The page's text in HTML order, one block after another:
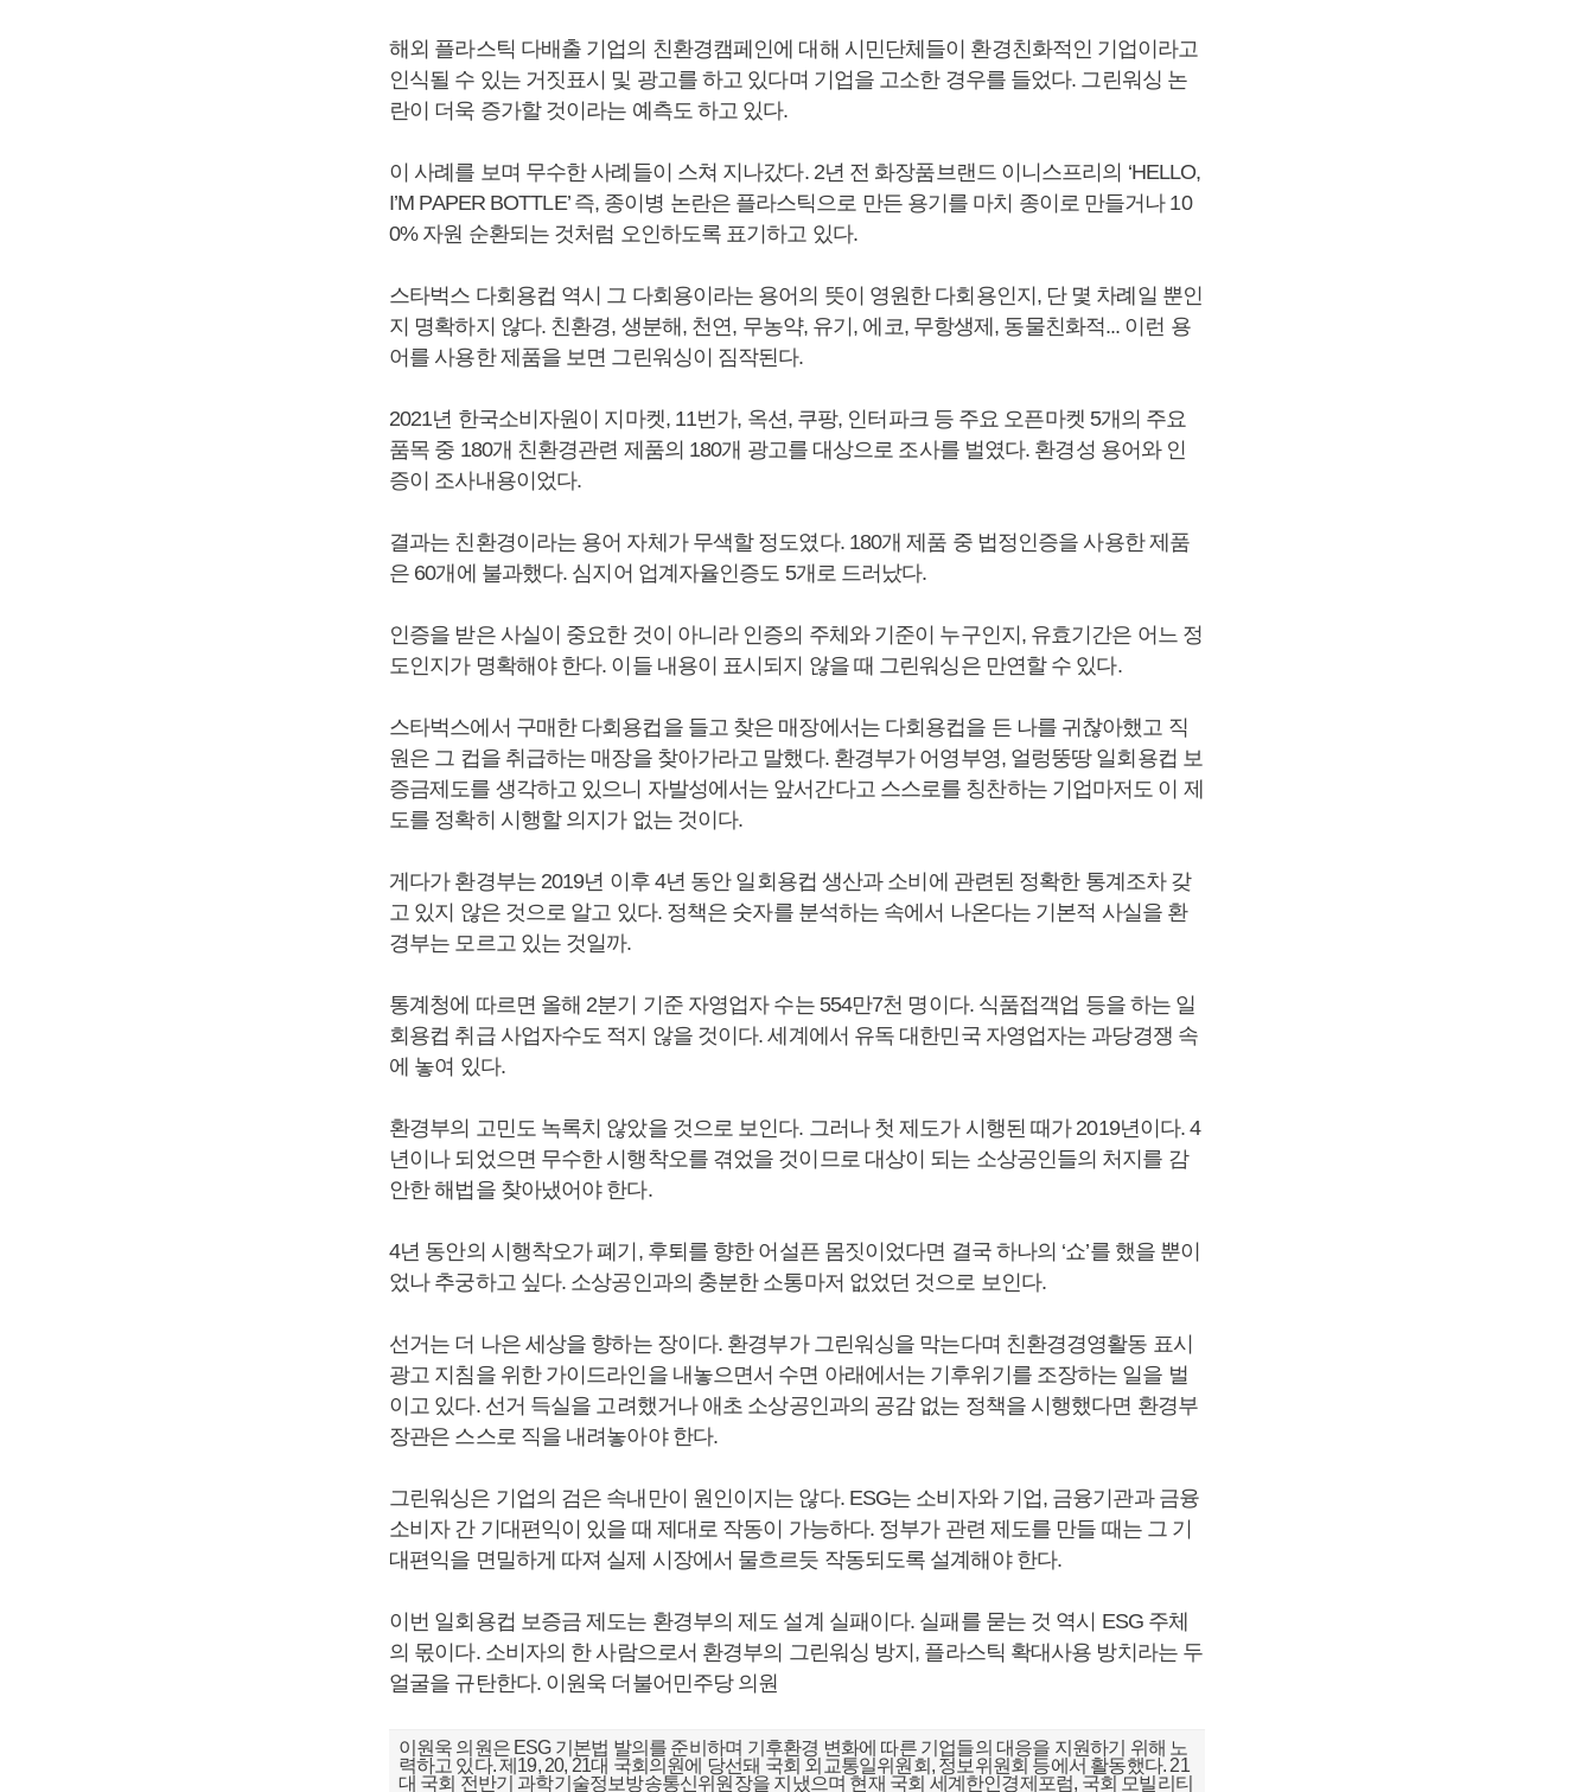
해외 플라스틱 다배출 기업의 친환경캠페인에 대해 시민단체들이 환경친화적인 기업이라고
인식될 수 있는 거짓표시 및 광고를 하고 있다며 기업을 고소한 경우를 들었다. 그린워싱 논
란이 더욱 증가할 것이라는 예측도 하고 있다.
이 사례를 보며 무수한 사례들이 스쳐 지나갔다. 2년 전 화장품브랜드 이니스프리의 ‘HELLO,
I’M PAPER BOTTLE’ 즉, 종이병 논란은 플라스틱으로 만든 용기를 마치 종이로 만들거나 10
0% 자원 순환되는 것처럼 오인하도록 표기하고 있다.
스타벅스 다회용컵 역시 그 다회용이라는 용어의 뜻이 영원한 다회용인지, 단 몇 차례일 뿐인
지 명확하지 않다. 친환경, 생분해, 천연, 무농약, 유기, 에코, 무항생제, 동물친화적... 이런 용
어를 사용한 제품을 보면 그린워싱이 짐작된다.
2021년 한국소비자원이 지마켓, 11번가, 옥션, 쿠팡, 인터파크 등 주요 오픈마켓 5개의 주요
품목 중 180개 친환경관련 제품의 180개 광고를 대상으로 조사를 벌였다. 환경성 용어와 인
증이 조사내용이었다.
결과는 친환경이라는 용어 자체가 무색할 정도였다. 180개 제품 중 법정인증을 사용한 제품
은 60개에 불과했다. 심지어 업계자율인증도 5개로 드러났다.
인증을 받은 사실이 중요한 것이 아니라 인증의 주체와 기준이 누구인지, 유효기간은 어느 정
도인지가 명확해야 한다. 이들 내용이 표시되지 않을 때 그린워싱은 만연할 수 있다.
스타벅스에서 구매한 다회용컵을 들고 찾은 매장에서는 다회용컵을 든 나를 귀찮아했고 직
원은 그 컵을 취급하는 매장을 찾아가라고 말했다. 환경부가 어영부영, 얼렁뚱땅 일회용컵 보
증금제도를 생각하고 있으니 자발성에서는 앞서간다고 스스로를 칭찬하는 기업마저도 이 제
도를 정확히 시행할 의지가 없는 것이다.
게다가 환경부는 2019년 이후 4년 동안 일회용컵 생산과 소비에 관련된 정확한 통계조차 갖
고 있지 않은 것으로 알고 있다. 정책은 숫자를 분석하는 속에서 나온다는 기본적 사실을 환
경부는 모르고 있는 것일까.
통계청에 따르면 올해 2분기 기준 자영업자 수는 554만7천 명이다. 식품접객업 등을 하는 일
회용컵 취급 사업자수도 적지 않을 것이다. 세계에서 유독 대한민국 자영업자는 과당경쟁 속
에 놓여 있다.
환경부의 고민도 녹록치 않았을 것으로 보인다. 그러나 첫 제도가 시행된 때가 2019년이다. 4
년이나 되었으면 무수한 시행착오를 겪었을 것이므로 대상이 되는 소상공인들의 처지를 감
안한 해법을 찾아냈어야 한다.
4년 동안의 시행착오가 폐기, 후퇴를 향한 어설픈 몸짓이었다면 결국 하나의 ‘쇼’를 했을 뿐이
었나 추궁하고 싶다. 소상공인과의 충분한 소통마저 없었던 것으로 보인다.
선거는 더 나은 세상을 향하는 장이다. 환경부가 그린워싱을 막는다며 친환경경영활동 표시
광고 지침을 위한 가이드라인을 내놓으면서 수면 아래에서는 기후위기를 조장하는 일을 벌
이고 있다. 선거 득실을 고려했거나 애초 소상공인과의 공감 없는 정책을 시행했다면 환경부
장관은 스스로 직을 내려놓아야 한다.
그린워싱은 기업의 검은 속내만이 원인이지는 않다. ESG는 소비자와 기업, 금융기관과 금융
소비자 간 기대편익이 있을 때 제대로 작동이 가능하다. 정부가 관련 제도를 만들 때는 그 기
대편익을 면밀하게 따져 실제 시장에서 물흐르듯 작동되도록 설계해야 한다.
이번 일회용컵 보증금 제도는 환경부의 제도 설계 실패이다. 실패를 묻는 것 역시 ESG 주체
의 몫이다. 소비자의 한 사람으로서 환경부의 그린워싱 방지, 플라스틱 확대사용 방치라는 두
얼굴을 규탄한다. 이원욱 더불어민주당 의원
이원욱 의원은 ESG 기본법 발의를 준비하며 기후환경 변화에 따른 기업들의 대응을 지원하기 위해 노
력하고 있다. 제19, 20, 21대 국회의원에 당선돼 국회 외교통일위원회, 정보위원회 등에서 활동했다. 21
대 국회 전반기 과학기술정보방송통신위원장을 지냈으며 현재 국회 세계한인경제포럼, 국회 모빌리티